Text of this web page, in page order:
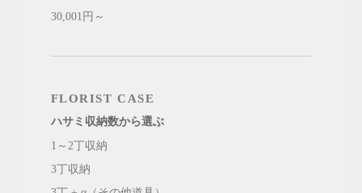
30,001円～
FLORIST CASE
ハサミ収納数から選ぶ
1～2丁収納
3丁収納